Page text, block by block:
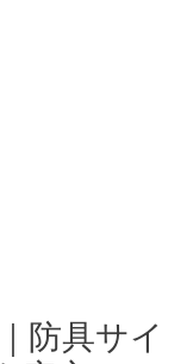
防具サイ